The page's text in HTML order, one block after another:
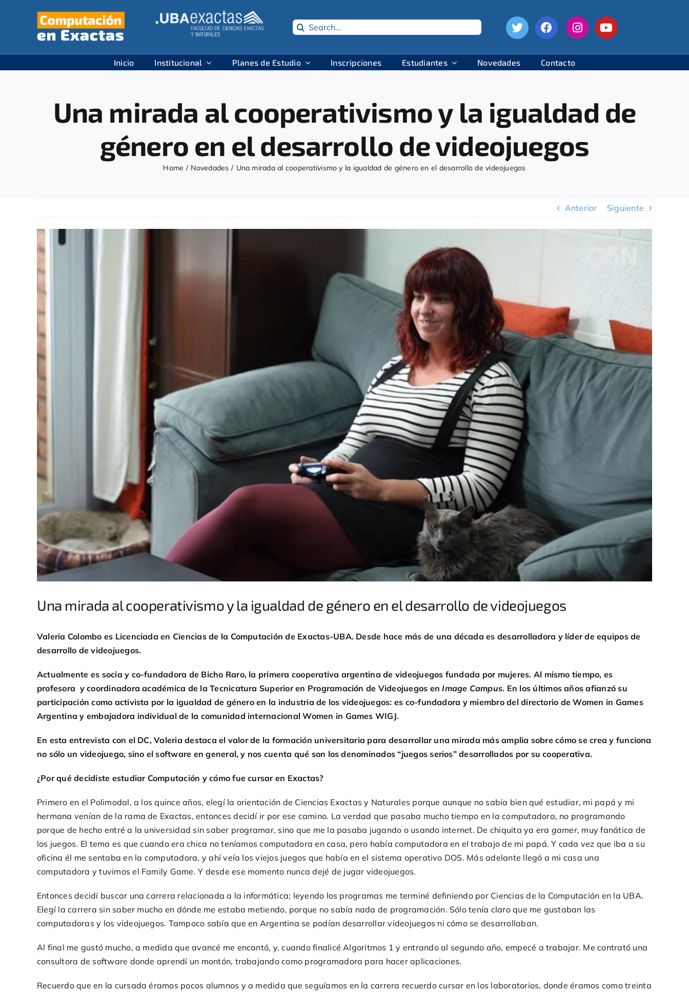
Search
Inicio Institucional Planes de Estudio Inscripciones Estudiantes Novedades Contacto
Una mirada al cooperativismo y la igualdad de
género en el desarrollo de videojuegos
Home Novedades Una mirada al cooperativismo y la igualdad de género en el desarrollo de videojuegos
Anterior Siguiente
View
Larger
Una mirada al cooperativismo y la igualdad de género en el desarrollo de videojuegos
Valeria Colombo es Licenciada en Ciencias de la Computación de Exactas-UBA. Desde hace más de una década es desarrolladora y líder de equipos de
desarrollo de videojuegos.
Actualmente es socia y co-fundadora de Bicho Raro, la primera cooperativa argentina de videojuegos fundada por mujeres. Al mismo tiempo, es
profesora y coordinadora académica de la Tecnicatura Superior en Programación de Videojuegos enImage Campus. En los últimos años afianzó su
participación como activista por la igualdad de género en la industria de los videojuegos: es co-fundadora y miembro del directorio de Women in Games
Argentina y embajadora individual de la comunidad internacional Women in Games WIGJ.
En esta entrevista con el DC, Valeria destaca el valor de la formación universitaria para desarrollar una mirada más amplia sobre cómo se crea y funciona
no sólo un videojuego, sino el software en general, y nos cuenta qué son los denominados “juegos serios” desarrollados por su cooperativa.
¿Por qué decidiste estudiar Computación y cómo fue cursar en Exactas?
Primero en el Polimodal, a los quince años, elegí la orientación de Ciencias Exactas y Naturales porque aunque no sabía bien qué estudiar, mi papá y mi
hermana venían de la rama de Exactas, entonces decidí ir por ese camino. La verdad que pasaba mucho tiempo en la computadora, no programando
porque de hecho entré a la universidad sin saber programar, sino que me la pasaba jugando o usando internet. De chiquita ya era gamer, muy fanática de
los juegos. El tema es que cuando era chica no teníamos computadora en casa, pero había computadora en el trabajo de mi papá. Y cada vez que iba a su
oficina él me sentaba en la computadora, y ahí veía los viejos juegos que había en el sistema operativo DOS. Más adelante llegó a mi casa una
computadora y tuvimos el Family Game. Y desde ese momento nunca dejé de jugar videojuegos.
Entonces decidí buscar una carrera relacionada a la informática; leyendo los programas me terminé definiendo por Ciencias de la Computación en la UBA.
Elegí la carrera sin saber mucho en dónde me estaba metiendo, porque no sabía nada de programación. Sólo tenía claro que me gustaban las
computadoras y los videojuegos. Tampoco sabía que en Argentina se podían desarrollar videojuegos ni cómo se desarrollaban.
Al final me gustó mucho, a medida que avancé me encantó, y, cuando finalicé Algoritmos 1 y entrando al segundo año, empecé a trabajar. Me contrató una
consultora de software donde aprendí un montón, trabajando como programadora para hacer aplicaciones.
Recuerdo que en la cursada éramos pocos alumnos y a medida que seguíamos en la carrera recuerdo cursar en los laboratorios, donde éramos como treinta